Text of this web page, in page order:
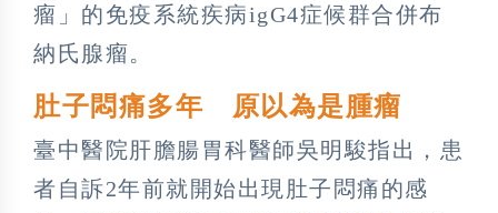
瘤」的免疫系統疾病igG4症候群合併布
納氏腺瘤。
肚子悶痛多年 原以為是腫瘤
臺中醫院肝膽腸胃科醫師吳明駿指出，患
者自訴2年前就開始出現肚子悶痛的感